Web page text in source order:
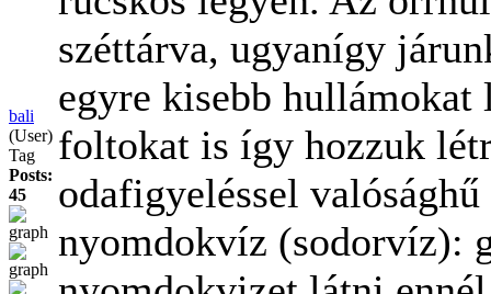
bali
(User)
Tag
Posts:
45
széttárva, ugyanígy
egyre kisebb hullámokat
foltokat is így hozzuk
odafigyeléssel
nyomdokvíz (sodorvíz):